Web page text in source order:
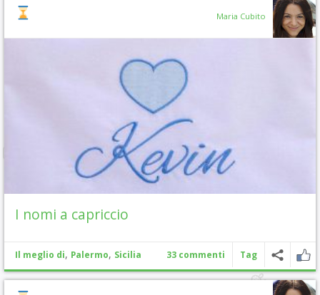
Maria Cubito
I nomi a capriccio
Il meglio di, Palermo, Sicilia 33 commenti Tag